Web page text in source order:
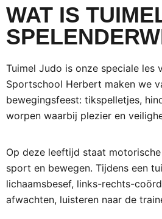
WAT IS
Tuimel Judo is onze speciale les
Sportschool Herbert maken we
bewegingsfeest: tikspelletjes,
worpen waarbij plezier en
Op deze leeftijd staat
sport en bewegen. Tijdens een
lichaamsbesef, links-rechts-
afwachten, luisteren naar de